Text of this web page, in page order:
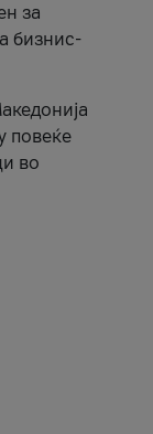
за
бизнис-
повеќе
во